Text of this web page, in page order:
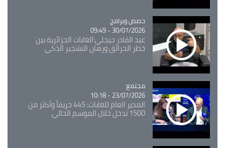
Catégorie
حصص وبرامج
30/07/2026 - 09:49
عبد القادر جيجلي:الغابات الجزائرية بين
خطر الحرائق ورهان التشجير الذكي
Catégorie
مجتمع
23/07/2026 - 10:18
المدير العام للغابات: 445 حريقاً وأكثر من
1500 تدخل خلال الموسم الحالي